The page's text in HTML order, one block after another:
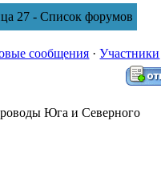
27 - Список форумов
сообщения ·Участники
Юга и Северного